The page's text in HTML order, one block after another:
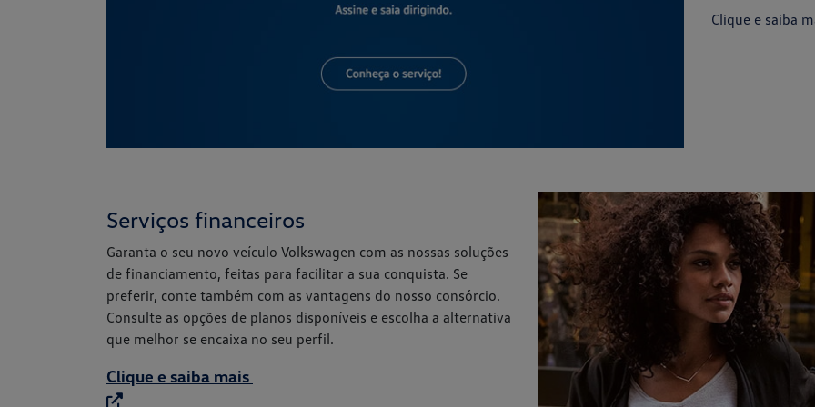
Clique e saiba
Serviços financeiros
Garanta o seu novo veículo Volkswagen com as nossas soluções
de financiamento, feitas para facilitar a sua conquista. Se
preferir, conte também com as vantagens do nosso consórcio.
Consulte as opções de planos disponíveis e escolha a alternativa
que melhor se encaixa no seu perfil.
Clique e saiba mais